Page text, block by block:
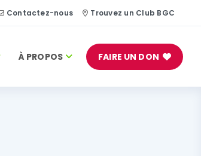
Contactez-nous Trouvez un Club BGC
À PROPOS FAIRE UN DON